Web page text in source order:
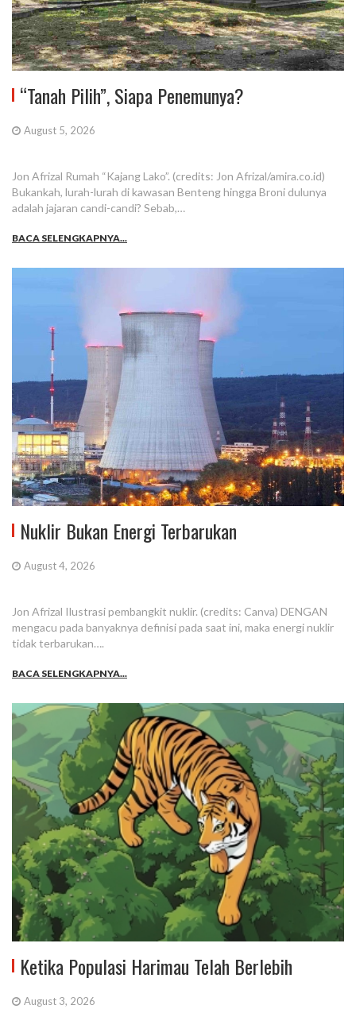
“Tanah Pilih”, Siapa Penemunya?
August 5, 2026
Jon Afrizal Rumah “Kajang Lako”. (credits: Jon Afrizal/amira.co.id)
Bukankah, lurah-lurah di kawasan Benteng hingga Broni dulunya
adalah jajaran candi-candi? Sebab,…
BACA SELENGKAPNYA...
Nuklir Bukan Energi Terbarukan
August 4, 2026
Jon Afrizal Ilustrasi pembangkit nuklir. (credits: Canva) DENGAN
mengacu pada banyaknya definisi pada saat ini, maka energi nuklir
tidak terbarukan….
BACA SELENGKAPNYA...
Ketika Populasi Harimau Telah Berlebih
August 3, 2026